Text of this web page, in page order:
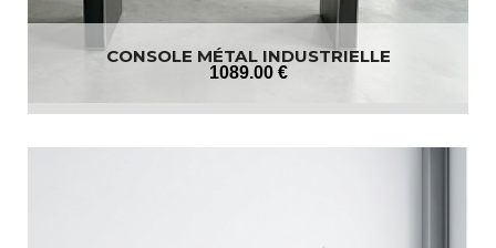
CONSOLE MÉTAL INDUSTRIELLE
1089.00 €